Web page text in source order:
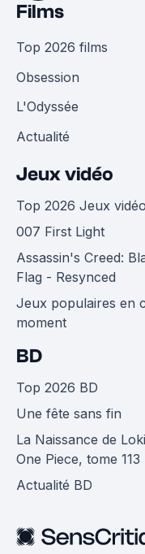
Films
Top 2026 films
Obsession
L'Odyssée
Actualité
Jeux vidéo
Top 2026 Jeux vidéo
007 First Light
Assassin's Creed:
Flag - Resynced
Jeux populaires en
moment
BD
Top 2026 BD
Une fête sans fin
La Naissance de
One Piece, tome 113
Actualité BD